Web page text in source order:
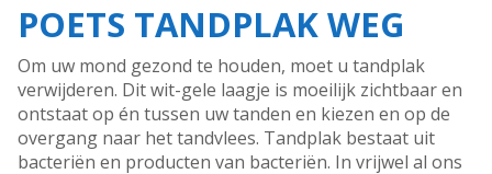
POETS TANDPLAK WEG
Om uw mond gezond te houden, moet u tandplak
verwijderen. Dit wit-gele laagje is moeilijk zichtbaar en
ontstaat op én tussen uw tanden en kiezen en op de
overgang naar het tandvlees. Tandplak bestaat uit
bacteriën en producten van bacteriën. In vrijwel al ons